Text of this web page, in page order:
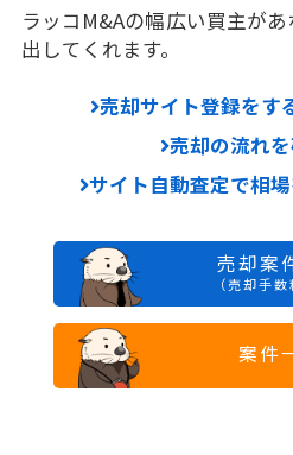
ラッコM&Aの幅広い買主が
出してくれます。
売却サイト登録をす
売却の流れ
サイト自動査定で相場
売却案
（売却手数
案件